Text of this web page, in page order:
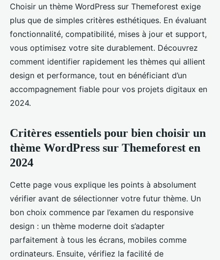
Trouvez le thème wordpress
idéal sur themeforest en 2024
Marceau•17 mai 2025•8 min de lecture
Choisir un thème WordPress sur Themeforest exige
plus que de simples critères esthétiques. En évaluant
fonctionnalité, compatibilité, mises à jour et support,
vous optimisez votre site durablement. Découvrez
comment identifier rapidement les thèmes qui allient
design et performance, tout en bénéficiant d’un
accompagnement fiable pour vos projets digitaux en
2024.
Critères essentiels pour bien choisir un
thème WordPress sur Themeforest en
2024
Cette page vous explique les points à absolument
vérifier avant de sélectionner votre futur thème. Un
bon choix commence par l’examen du responsive
design : un thème moderne doit s’adapter
parfaitement à tous les écrans, mobiles comme
ordinateurs. Ensuite, vérifiez la facilité de